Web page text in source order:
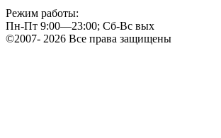
Режим работы:
Пн-Пт 9:00—23:00; Сб-Вс вых
©2007- 2026 Все права защищены